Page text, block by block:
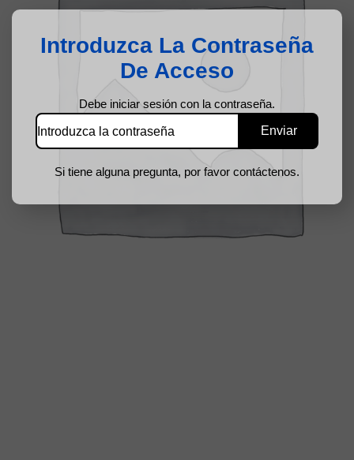
Introduzca La Contraseña
De Acceso
Debe iniciar sesión con la contraseña.
Si tiene alguna pregunta, por favor contáctenos.